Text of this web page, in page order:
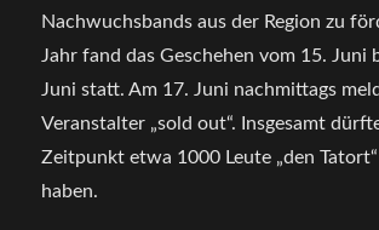
Nachwuchsbands aus der Region zu
Jahr fand das Geschehen vom 15. Juni
Juni statt. Am 17. Juni nachmittags
Veranstalter „sold out“. Insgesamt
Zeitpunkt etwa 1000 Leute „den
haben.